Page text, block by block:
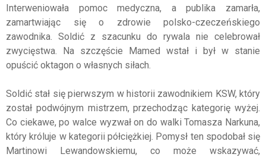
Interweniowała pomoc medyczna, a publika zamarła,
zamartwiając się o zdrowie polsko-czeczeńskiego
zawodnika. Soldić z szacunku do rywala nie celebrował
zwycięstwa. Na szczęście Mamed wstał i był w stanie
opuścić oktagon o własnych siłach.
Soldić stał się pierwszym w historii zawodnikiem KSW, który
został podwójnym mistrzem, przechodząc kategorię wyżej.
Co ciekawe, po walce wyzwał on do walki Tomasza Narkuna,
który króluje w kategorii półciężkiej. Pomysł ten spodobał się
Martinowi Lewandowskiemu, co może wskazywać,